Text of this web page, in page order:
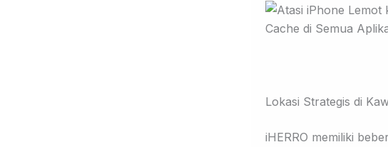
Lokasi Strategis di
iHERRO memiliki